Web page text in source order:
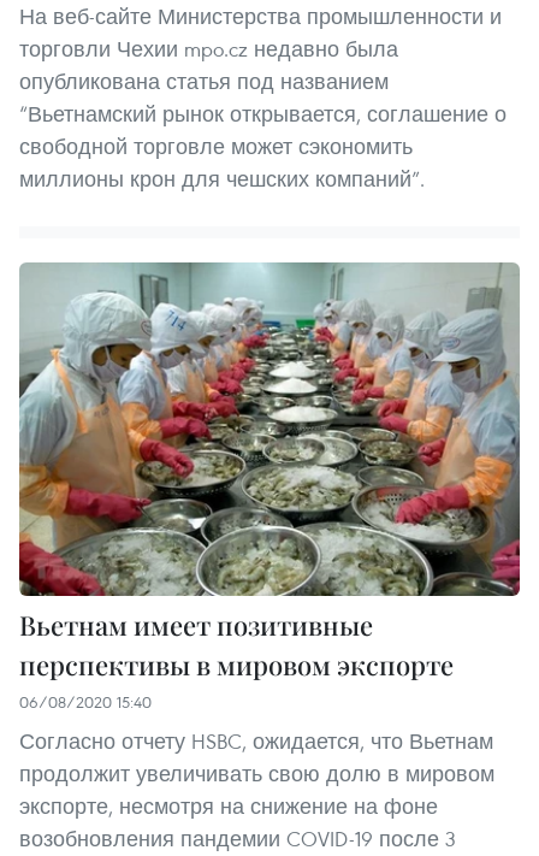
На веб-сайте Министерства промышленности и
торговли Чехии mpo.cz недавно была
опубликована статья под названием
“Вьетнамский рынок открывается, соглашение о
свободной торговле может сэкономить
миллионы крон для чешских компаний”.
Вьетнам имеет позитивные
перспективы в мировом экспорте
06/08/2020 15:40
Согласно отчету HSBC, ожидается, что Вьетнам
продолжит увеличивать свою долю в мировом
экспорте, несмотря на снижение на фоне
возобновления пандемии COVID-19 после 3